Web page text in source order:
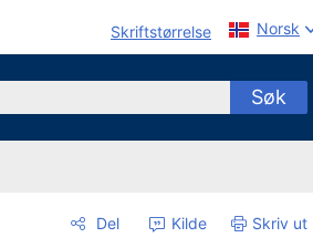
Skriftstørrelse Norsk
Søk
Del Kilde Skriv ut